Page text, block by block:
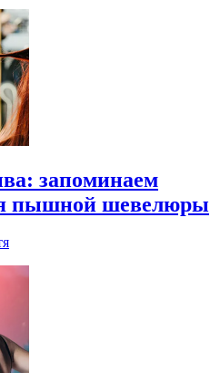
запоминаем
пышной шевелюры